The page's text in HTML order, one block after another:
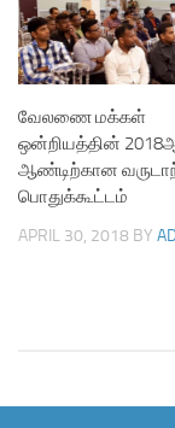
வேலணை மக்கள்
ஒன்றியத்தின்
ஆண்டிற்கான
பொதுக்கூட்டம்
APRIL 30, 2018 BY